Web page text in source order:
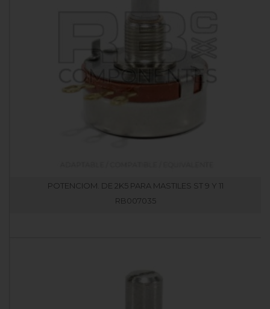
POTENCIOM. DE 2K5 PARA MASTILES ST 9 Y 11
RB007035